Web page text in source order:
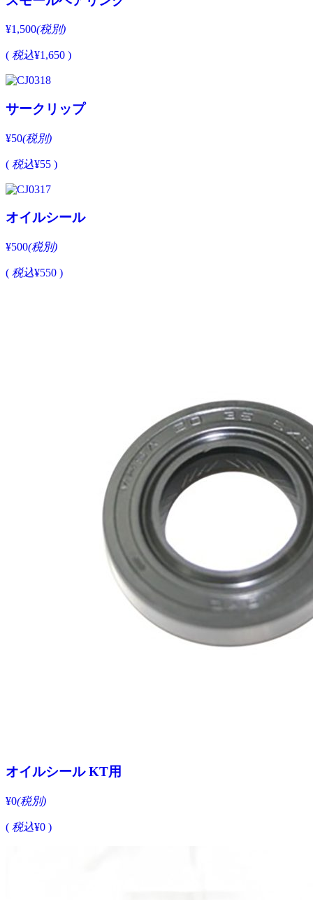
¥1,500(税別)
( 税込¥1,650 )
サークリップ
¥50(税別)
( 税込¥55 )
オイルシール
¥500(税別)
( 税込¥550 )
オイルシール KT用
¥0(税別)
( 税込¥0 )